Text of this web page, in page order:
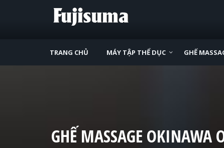
TRANG CHỦ MÁY TẬP THỂ DỤC GHẾ
GHẾ MASSAGE OKINAWA